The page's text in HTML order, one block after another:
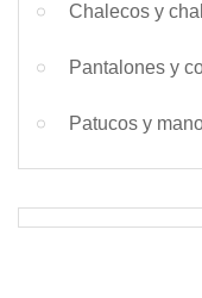
Chalecos y
Pantalones y
Patucos y